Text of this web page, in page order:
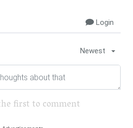
Login
Newest
first to comment